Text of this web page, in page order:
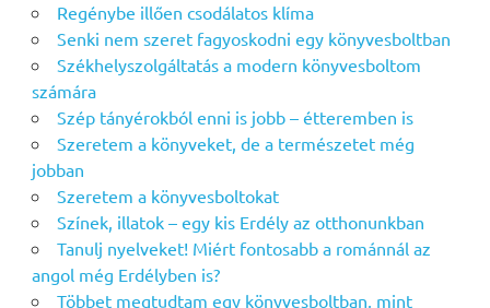
Regénybe illően csodálatos klíma
Senki nem szeret fagyoskodni egy könyvesboltban
Székhelyszolgáltatás a modern könyvesboltom
számára
Szép tányérokból enni is jobb – étteremben is
Szeretem a könyveket, de a természetet még
jobban
Szeretem a könyvesboltokat
Színek, illatok – egy kis Erdély az otthonunkban
Tanulj nyelveket! Miért fontosabb a románnál az
angol még Erdélyben is?
Többet megtudtam egy könyvesboltban, mint